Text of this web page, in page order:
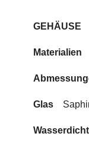
GEHÄUSE
Materialien
Glas